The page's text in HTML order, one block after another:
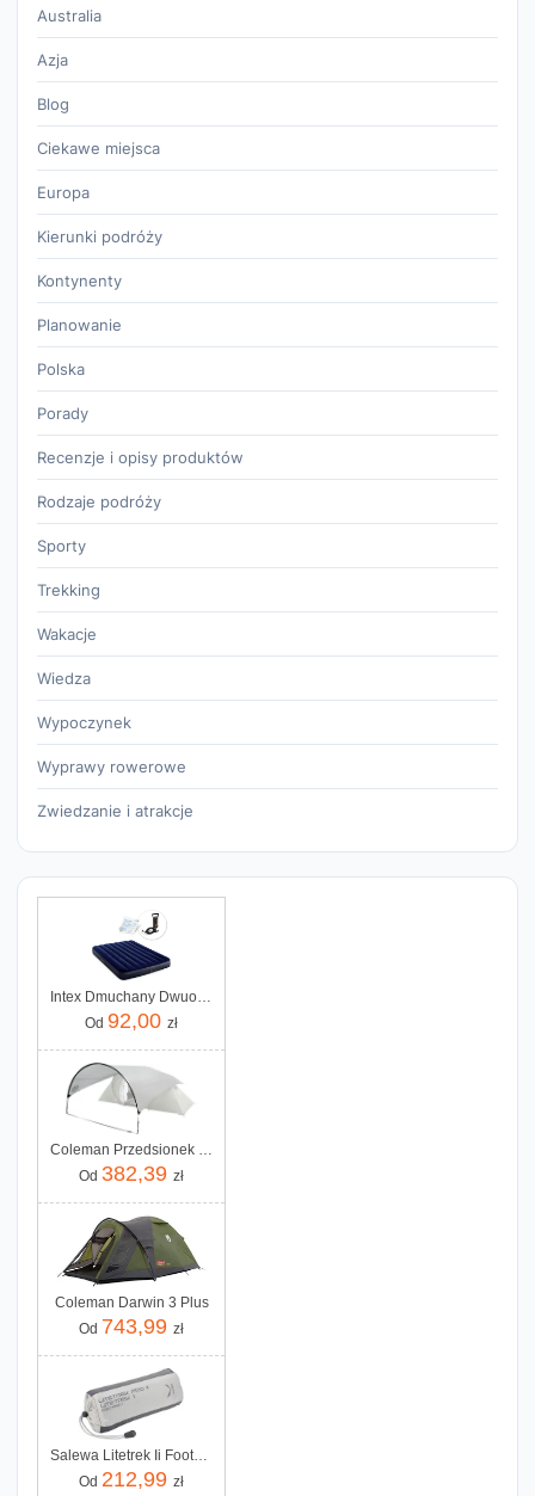
Australia
Azja
Blog
Ciekawe miejsca
Europa
Kierunki podróży
Kontynenty
Planowanie
Polska
Porady
Recenzje i opisy produktów
Rodzaje podróży
Sporty
Trekking
Wakacje
Wiedza
Wypoczynek
Wyprawy rowerowe
Zwiedzanie i atrakcje
Od 92,00 zł
Od 382,39 zł
Coleman Darwin 3 Plus
Od 743,99 zł
Od 212,99 zł